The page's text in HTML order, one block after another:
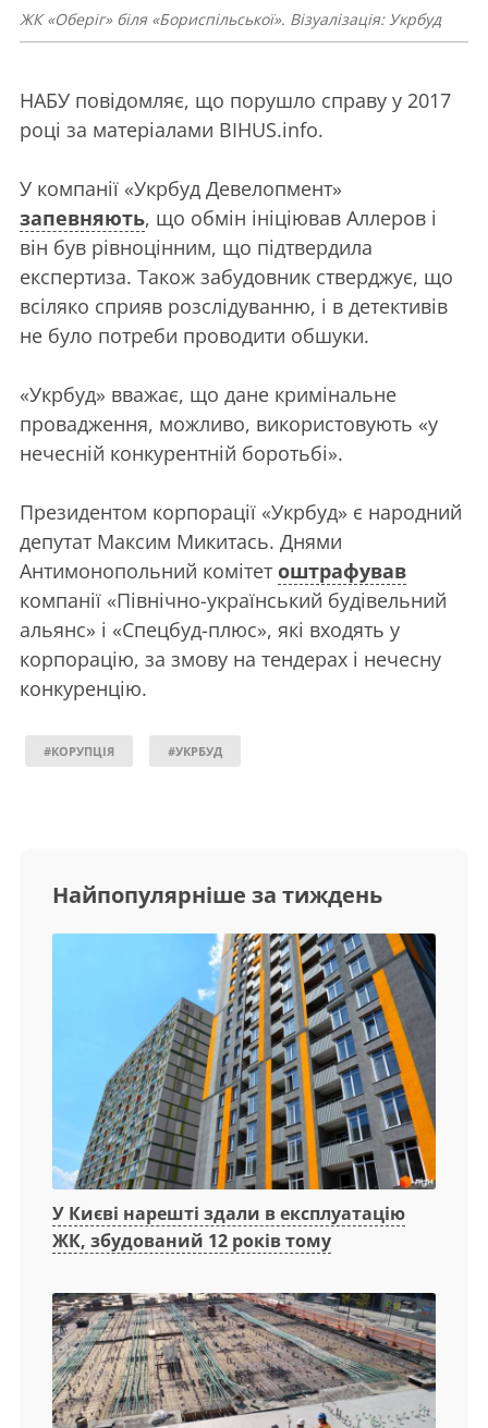
ЖК «Оберіг» біля «Бориспільської». Візуалізація: Укрбуд
НАБУ повідомляє, що порушло справу у 2017
році за матеріалами BIHUS.info.
У компанії «Укрбуд Девелопмент»
запевняють, що обмін ініціював Аллеров і
він був рівноцінним, що підтвердила
експертиза. Також забудовник стверджує, що
всіляко сприяв розслідуванню, і в детективів
не було потреби проводити обшуки.
«Укрбуд» вважає, що дане кримінальне
провадження, можливо, використовують «у
нечесній конкурентній боротьбі».
Президентом корпорації «Укрбуд» є народний
депутат Максим Микитась. Днями
Антимонопольний комітет оштрафував
компанії «Північно-український будівельний
альянс» і «Спецбуд-плюс», які входять у
корпорацію, за змову на тендерах і нечесну
конкуренцію.
#КОРУПЦІЯ #УКРБУД
Найпопулярніше за тиждень
У Києві нарешті здали в експлуатацію
ЖК, збудований 12 років тому